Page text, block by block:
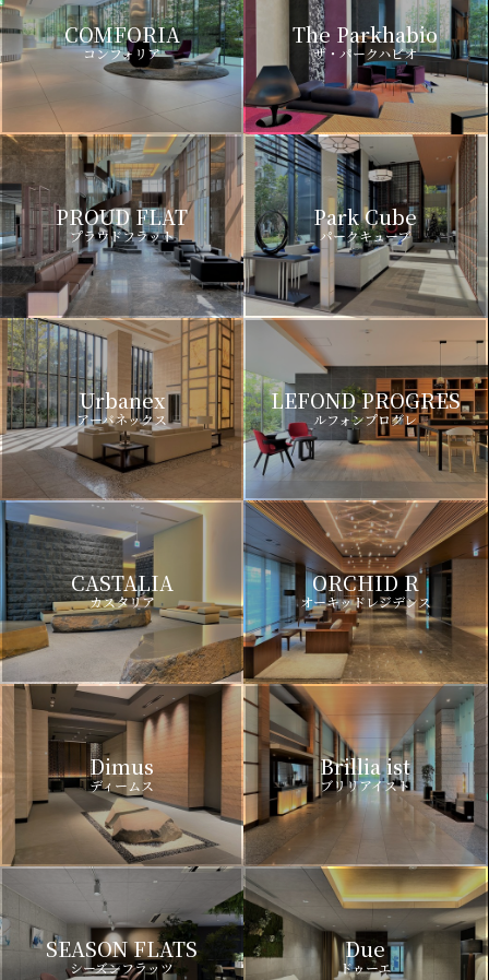
COMFORIA
コンフォリア
The Parkhabio
ザ・パークハビオ
PROUD FLAT
プラウドフラット
Park Cube
パークキューブ
Urbanex
アーバネックス
LEFOND PROGRES
ルフォンプログレ
CASTALIA
カスタリア
ORCHID R
オーキッドレジデンス
Dimus
ディームス
Brillia ist
ブリリアイスト
SEASON FLATS
シーズンフラッツ
Due
ドゥーエ